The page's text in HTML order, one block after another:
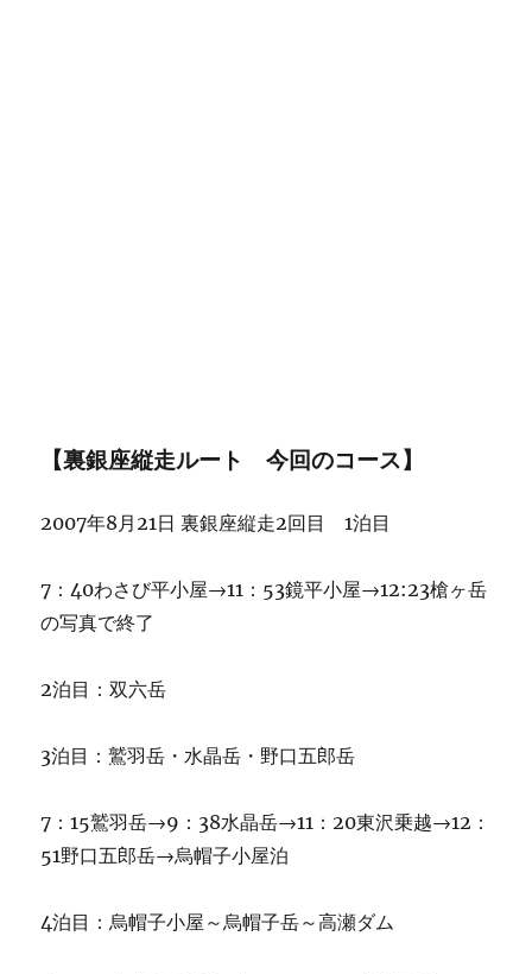
【裏銀座縦走ルート 今回のコース】
2007年8月21日 裏銀座縦走2回目 1泊目
7：40わさび平小屋→11：53鏡平小屋→12:23槍ヶ岳
の写真で終了
2泊目：双六岳
3泊目：鷲羽岳・水晶岳・野口五郎岳
7：15鷲羽岳→9：38水晶岳→11：20東沢乗越→12：
51野口五郎岳→烏帽子小屋泊
4泊目：烏帽子小屋～烏帽子岳～高瀬ダム